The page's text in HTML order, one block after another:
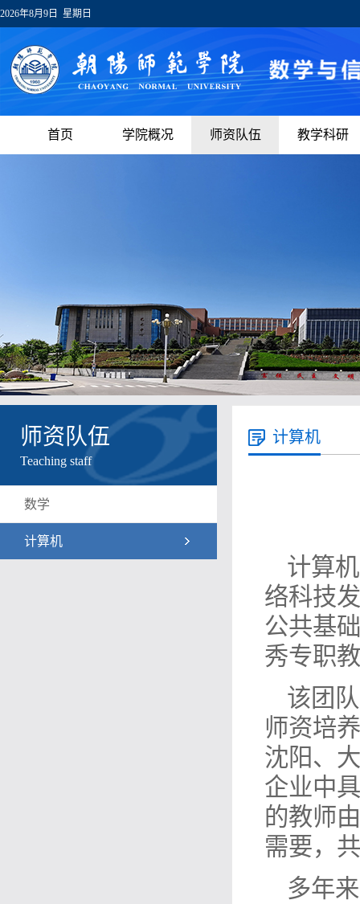
2026年8月9日 星期日
首页 学院概况 师资队伍 教学科研
师资队伍
Teaching staff
数学
计算机
计算机
计算
络科技
公共基
秀专职
该团
师资培
沈阳、
企业中
的教师
需要，
多年